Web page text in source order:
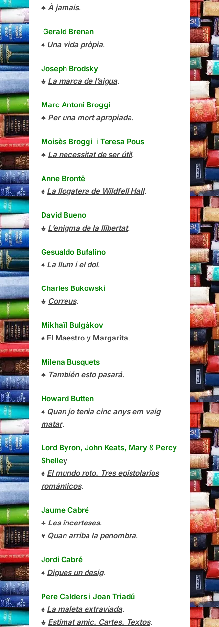
♣ À jamais.
Gerald Brenan
♠ Una vida pròpia.
Joseph Brodsky
♣ La marca de l’aigua.
Marc Antoni Broggi
♣ Per una mort apropiada.
Moisès Broggi i Teresa Pous
♣ La necessitat de ser útil.
Anne Brontë
♠ La llogatera de Wildfell Hall.
David Bueno
♣ L’enigma de la llibertat.
Gesualdo Bufalino
♠ La llum i el dol.
Charles Bukowski
♣ Correus.
Mikhaïl Bulgàkov
♠ El Maestro y Margarita.
Milena Busquets
♣ También esto pasará.
Howard Butten
♠ Quan jo tenia cinc anys em vaig
matar.
Lord Byron, John Keats, Mary & Percy
Shelley
♠ El mundo roto. Tres epistolarios
románticos.
Jaume Cabré
♣ Les incerteses.
♥ Quan arriba la penombra.
Jordi Cabré
♠ Digues un desig.
Pere Calders i Joan Triadú
♠ La maleta extraviada.
♣ Estimat amic. Cartes. Textos.